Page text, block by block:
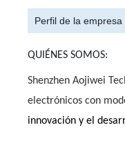
Perfil de la empresa
QUIÉNES SOMOS:
Shenzhen Aojiwei
electrónicos con
innovación y el